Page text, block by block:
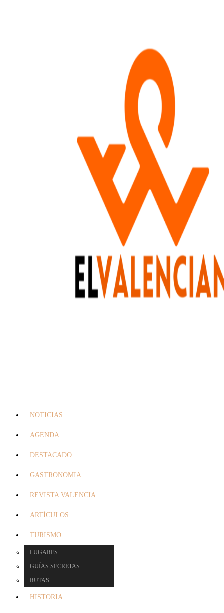
NOTICIAS
AGENDA
DESTACADO
GASTRONOMIA
REVISTA VALENCIA
ARTÍCULOS
TURISMO
LUGARES
GUÍAS SECRETAS
RUTAS
HISTORIA